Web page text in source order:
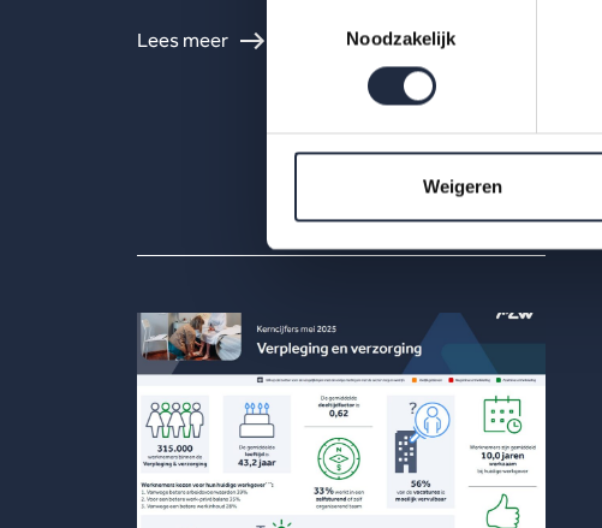
Noodzakelijk
Weigeren
Lees meer